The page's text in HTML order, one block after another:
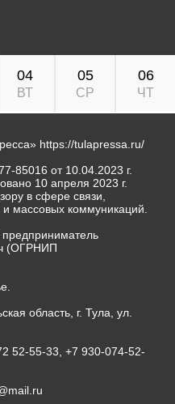
04
ВТ
05
СР
06
ЧТ
https://tulapressa.ru/
85016 от 10.04.2023 г.
10 апреля 2023 г.
в сфере связи,
массовых коммуникаций.
(ОГРНИП
область, г. Тула, ул.
52-55-33, +7 930-074-52-